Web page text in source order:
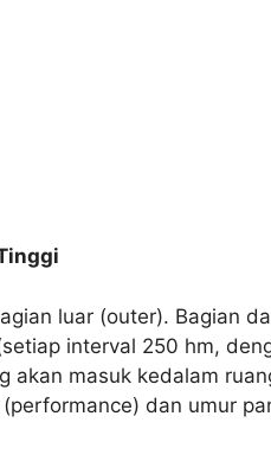
luar (outer). Bagian
interval 250 hm,
masuk kedalam
dan umur